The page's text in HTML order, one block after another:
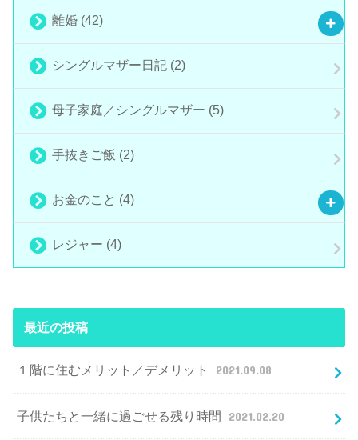
離婚 (42)
シングルマザー日記 (2)
母子家庭／シングルマザー (5)
手抜きご飯 (2)
お金のこと (4)
レジャー (4)
最近の投稿
１階に住むメリット／デメリット 2021.09.08
子供たちと一緒に過ごせる残り時間 2021.02.20